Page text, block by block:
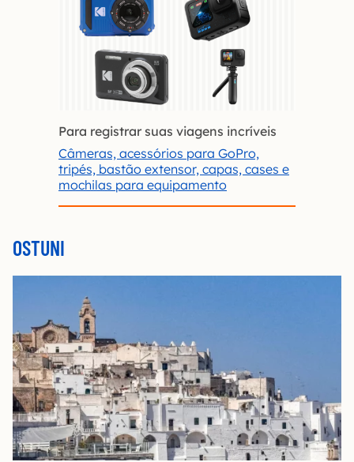
Para registrar suas viagens incríveis
Câmeras, acessórios para GoPro,
tripés, bastão extensor, capas, cases e
mochilas para equipamento
OSTUNI